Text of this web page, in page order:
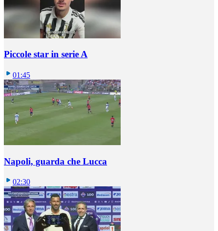
Piccole star in serie A
01:45
Napoli, guarda che Lucca
02:30